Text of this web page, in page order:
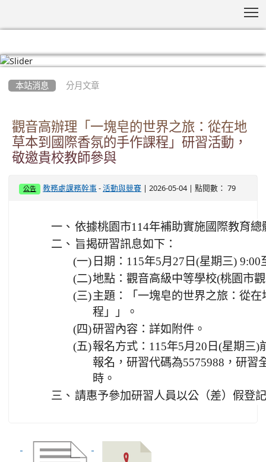
本站消息 分月文章
觀音高辦理「一塊皂的世界之旅：從在地
草本到國際香氛的手作課程」研習活動，
敬邀貴校教師參與
公告 教務處課務幹事 -活動與競賽 | 2026-05-04 | 點閱數： 79
一、 依據桃園市114年補助實施國際教育
二、 旨揭研習訊息如下：
(一) 日期：115年5月27日(星期三) 9:00
(二)地點：觀音高級中等學校(桃園市
(三)主題：「一塊皂的世界之旅：從
程」」。
(四)研習內容：詳如附件。
(五)報名方式：115年5月20日(星期三
報名，研習代碼為5575988，研習
時。
三、 請惠予參加研習人員以公（差）假登